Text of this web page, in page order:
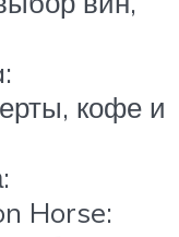
кофе и
Horse: